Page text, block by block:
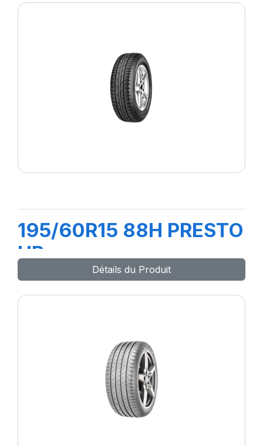
195/60R15 88H PRESTO
HP
Détails du Produit